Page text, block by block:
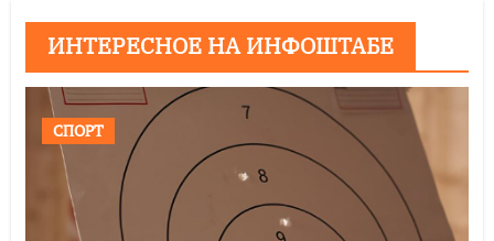
ИНТЕРЕСНОЕ НА ИНФОШТАБЕ
СПОРТ